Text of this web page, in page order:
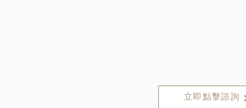
立即點擊諮詢